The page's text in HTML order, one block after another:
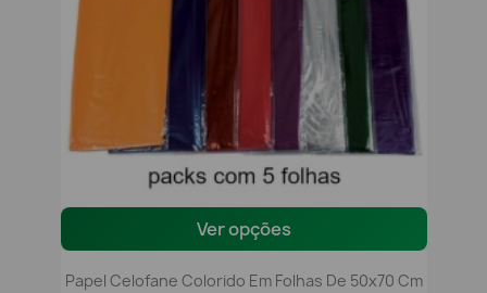
Ver opções
Papel Celofane Colorido Em Folhas De 50x70 Cm